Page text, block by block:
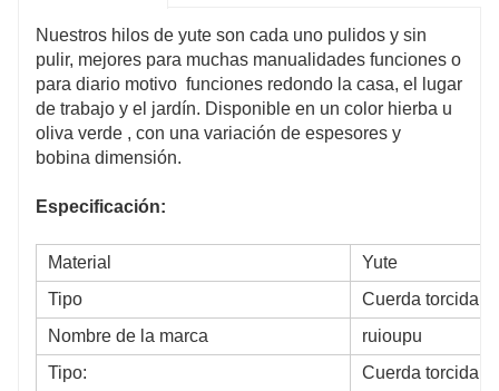
Nuestros hilos de yute son cada uno pulidos y sin
pulir, mejores para muchas manualidades funciones o
​​para diario motivo funciones redondo la casa, el lugar
de trabajo y el jardín. Disponible en un color hierba u
oliva verde , con una variación de espesores y
bobina dimensión.
Especificación:
Material
Yute
Tipo
Cuerda torcida
Nombre de la marca
ruioupu
Tipo:
Cuerda torcida